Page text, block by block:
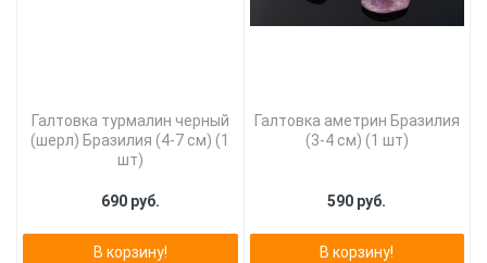
Галтовка турмалин черный
(шерл) Бразилия (4-7 см) (1
шт)
690 руб.
В корзину!
Галтовка аметрин Бразилия
(3-4 см) (1 шт)
590 руб.
В корзину!